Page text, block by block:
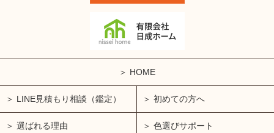
HOME
LINE見積もり相談（鑑定） 初めての方へ
選ばれる理由 色選びサポート